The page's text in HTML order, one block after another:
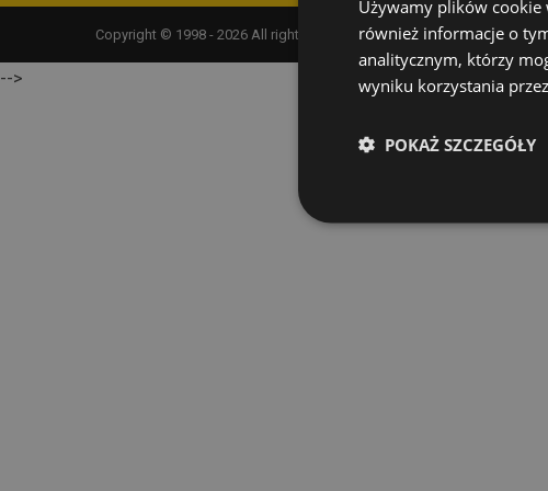
Copyright © 1998 - 2026 All rights reserved |SPEC - kompleksowe
-->
Używamy plików cookie
również informacje o
analitycznym, którzy
wyniku korzystania
POKAŻ SZCZEGÓŁY